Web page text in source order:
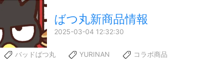
ばつ丸新商品情報
2025-03-04 12:32:30
バッドばつ丸 YURINAN コラボ商品